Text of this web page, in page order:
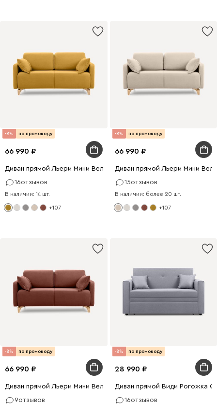
-8% по промокоду
66 990
Диван прямой Льери Мини Велюр Горчичный
16отзывов
В наличии: 14 шт.
+107
-8% по промокоду
66 990
Диван прямой Льери Мини
15отзывов
В наличии: более 20 шт.
+107
-8% по промокоду
66 990
Диван прямой Льери Мини Велюр Терракотовый
9отзывов
-8% по промокоду
28 990
Диван прямой Види Рогожка
16отзывов